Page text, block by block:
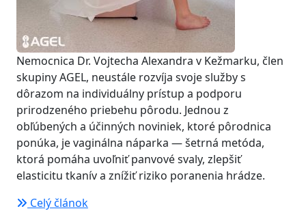
Nemocnica Dr. Vojtecha Alexandra v Kežmarku, člen
skupiny AGEL, neustále rozvíja svoje služby s
dôrazom na individuálny prístup a podporu
prirodzeného priebehu pôrodu. Jednou z
obľúbených a účinných noviniek, ktoré pôrodnica
ponúka, je vaginálna náparka — šetrná metóda,
ktorá pomáha uvoľniť panvové svaly, zlepšiť
elasticitu tkanív a znížiť riziko poranenia hrádze.
Celý článok